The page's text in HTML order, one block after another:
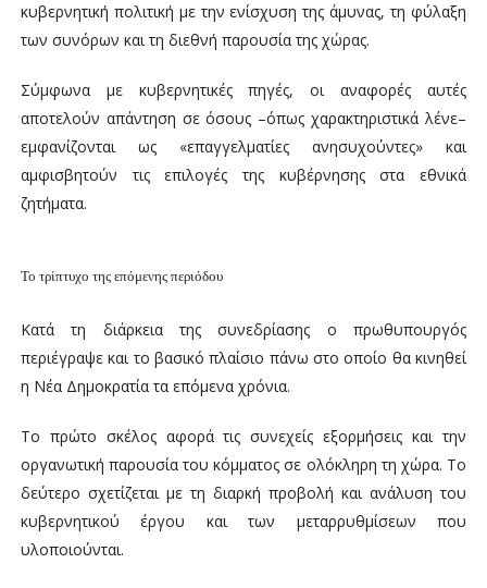
κυβερνητική πολιτική με την ενίσχυση της άμυνας, τη φύλαξη
των συνόρων και τη διεθνή παρουσία της χώρας.
Σύμφωνα με κυβερνητικές πηγές, οι αναφορές αυτές
αποτελούν απάντηση σε όσους –όπως χαρακτηριστικά λένε–
εμφανίζονται ως «επαγγελματίες ανησυχούντες» και
αμφισβητούν τις επιλογές της κυβέρνησης στα εθνικά
ζητήματα.
Το τρίπτυχο της επόμενης περιόδου
Κατά τη διάρκεια της συνεδρίασης ο πρωθυπουργός
περιέγραψε και το βασικό πλαίσιο πάνω στο οποίο θα κινηθεί
η Νέα Δημοκρατία τα επόμενα χρόνια.
Το πρώτο σκέλος αφορά τις συνεχείς εξορμήσεις και την
οργανωτική παρουσία του κόμματος σε ολόκληρη τη χώρα. Το
δεύτερο σχετίζεται με τη διαρκή προβολή και ανάλυση του
κυβερνητικού έργου και των μεταρρυθμίσεων που
υλοποιούνται.